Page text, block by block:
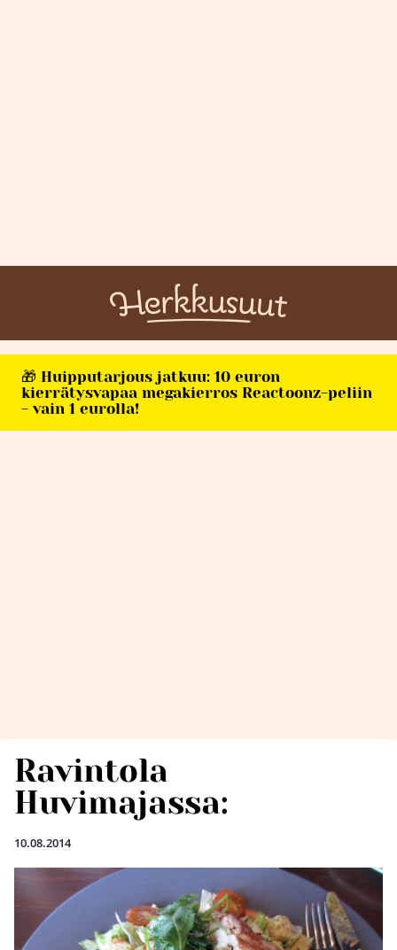
🎁 Huipputarjous jatkuu: 10 euron
kierrätysvapaa megakierros Reactoonz-peliin
- vain 1 eurolla!
Ravintola
Huvimajassa:
10.08.2014